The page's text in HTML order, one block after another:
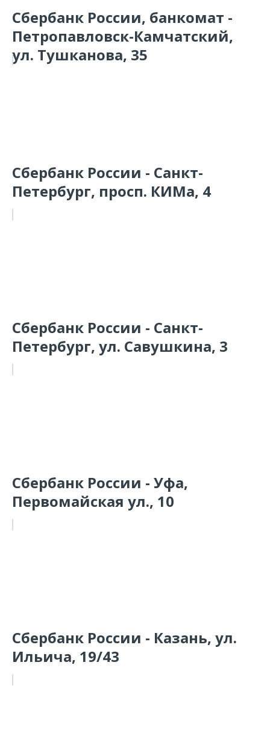
Сбербанк России, банкомат -
Петропавловск-Камчатский,
ул. Тушканова, 35
Сбербанк России - Санкт-
Петербург, просп. КИМа, 4
Сбербанк России - Санкт-
Петербург, ул. Савушкина, 3
Сбербанк России - Уфа,
Первомайская ул., 10
Сбербанк России - Казань, ул.
Ильича, 19/43